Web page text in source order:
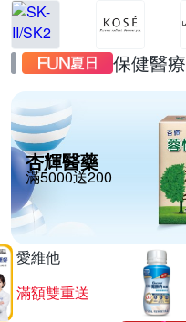
保健醫療
杏輝醫藥
滿5000送200
愛維他
滿額雙重送